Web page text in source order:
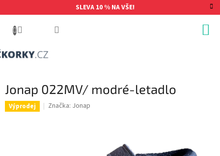
na
SLEVA 10 % NA VŠE!
Jonap 022MV/ modré-letadlo
Výprodej Značka: Jonap